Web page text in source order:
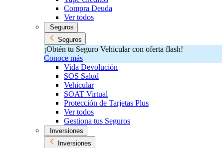
Compra Deuda
Ver todos
Seguros
Seguros
¡Obtén tu Seguro Vehicular con oferta flash!
Conoce más
Vida Devolución
SOS Salud
Vehicular
SOAT Virtual
Protección de Tarjetas Plus
Ver todos
Gestiona tus Seguros
Inversiones
Inversiones